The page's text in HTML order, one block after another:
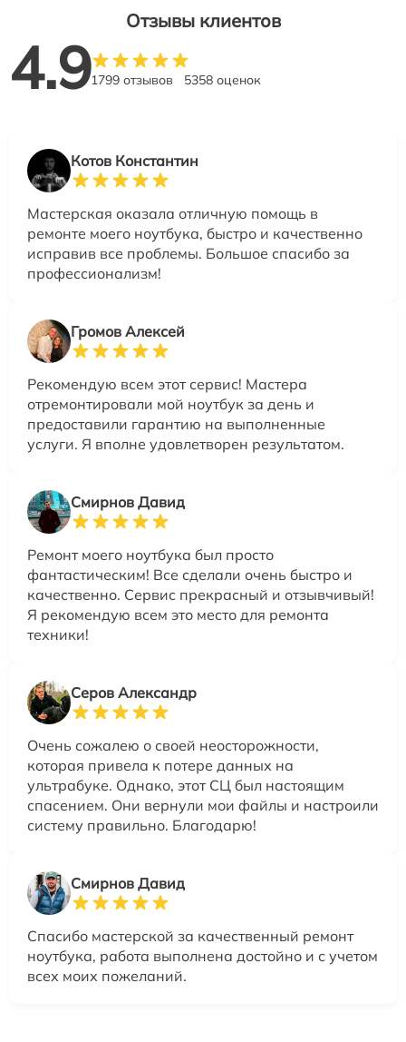
Отзывы клиентов
4.91799 отзывов 5358 оценок
Котов Константин
Мастерская оказала отличную помощь в
ремонте моего ноутбука, быстро и качественно
исправив все проблемы. Большое спасибо за
профессионализм!
Громов Алексей
Рекомендую всем этот сервис! Мастера
отремонтировали мой ноутбук за день и
предоставили гарантию на выполненные
услуги. Я вполне удовлетворен результатом.
Смирнов Давид
Ремонт моего ноутбука был просто
фантастическим! Все сделали очень быстро и
качественно. Сервис прекрасный и отзывчивый!
Я рекомендую всем это место для ремонта
техники!
Серов Александр
Очень сожалею о своей неосторожности,
которая привела к потере данных на
ультрабуке. Однако, этот СЦ был настоящим
спасением. Они вернули мои файлы и настроили
систему правильно. Благодарю!
Смирнов Давид
Спасибо мастерской за качественный ремонт
ноутбука, работа выполнена достойно и с учетом
всех моих пожеланий.